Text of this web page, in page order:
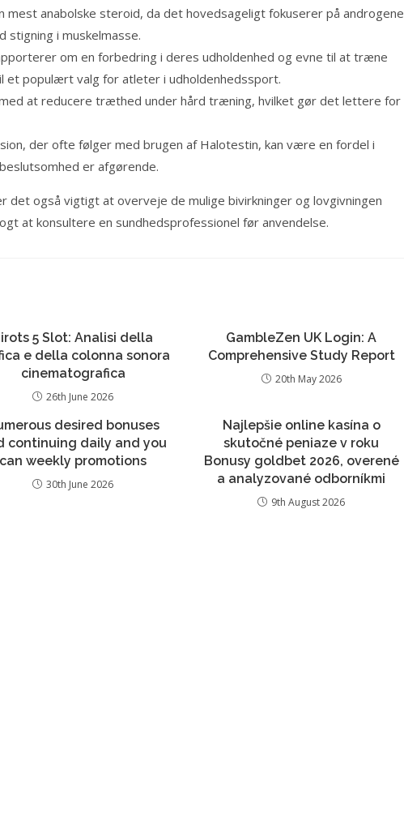
mest anabolske steroid, da det hovedsageligt fokuserer på androgene
stigning i muskelmasse.
om en forbedring i deres udholdenhed og evne til at træne
populært valg for atleter i udholdenhedssport.
at reducere træthed under hård træning, hvilket gør det lettere for
der ofte følger med brugen af Halotestin, kan være en fordel i
er afgørende.
det også vigtigt at overveje de mulige bivirkninger og lovgivningen
at konsultere en sundhedsprofessionel før anvendelse.
5 Slot: Analisi della
e della colonna sonora
cinematografica
26th June 2026
GambleZen UK Login: A
Comprehensive Study Report
20th May 2026
desired bonuses
continuing daily and you
can weekly promotions
30th June 2026
Najlepšie online kasína o
skutočné peniaze v roku
Bonusy goldbet 2026, overené
a analyzované odborníkmi
9th August 2026